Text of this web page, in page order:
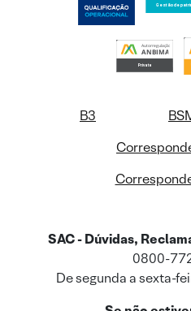
B3
SAC - Dúvidas,
0800-
De segunda a sexta-